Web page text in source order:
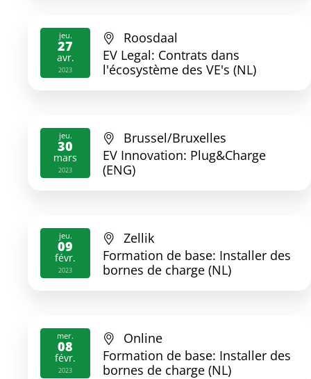
jeu.
27
avr.
2023
Roosdaal
EV Legal: Contrats dans
l'écosystème des VE's (NL)
jeu.
30
mars
2023
Brussel/Bruxelles
EV Innovation: Plug&Charge
(ENG)
jeu.
09
févr.
2023
Zellik
Formation de base: Installer des
bornes de charge (NL)
mer.
08
févr.
2023
Online
Formation de base: Installer des
bornes de charge (NL)